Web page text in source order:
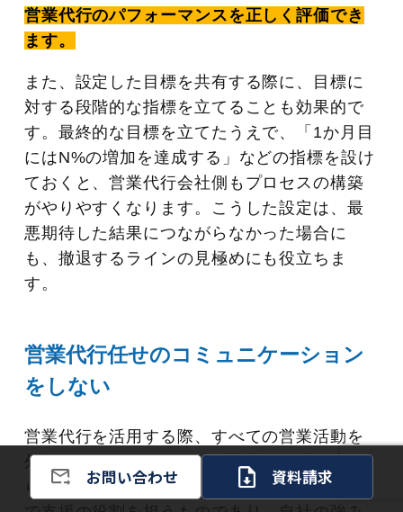
お問い合わせ 資料請求
営業代行のパフォーマンスを正しく評価でき
ます。
また、設定した目標を共有する際に、目標に
対する段階的な指標を立てることも効果的で
す。最終的な目標を立てたうえで、「1か月目
にはN%の増加を達成する」などの指標を設け
ておくと、営業代行会社側もプロセスの構築
がやりやすくなります。こうした設定は、最
悪期待した結果につながらなかった場合に
も、撤退するラインの見極めにも役立ちま
す。
営業代行任せのコミュニケーション
をしない
営業代行を活用する際、すべての営業活動を
外部に任せきりにすると、期待した成果が得
られないことがあります。営業代行はあくま